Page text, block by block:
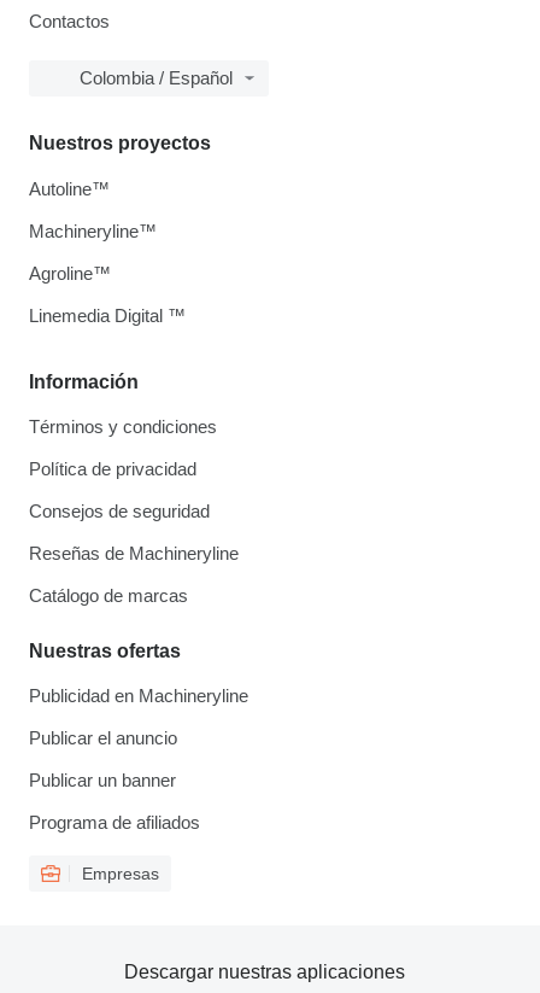
Contactos
Colombia / Español
Información
Términos y condiciones
Política de privacidad
Consejos de seguridad
Reseñas de Machineryline
Catálogo de marcas
Nuestras ofertas
Publicidad en Machineryline
Publicar el anuncio
Publicar un banner
Programa de afiliados
Empresas
Nuestros proyectos
Autoline™
Machineryline™
Agroline™
Linemedia Digital ™
Descargar nuestras aplicaciones